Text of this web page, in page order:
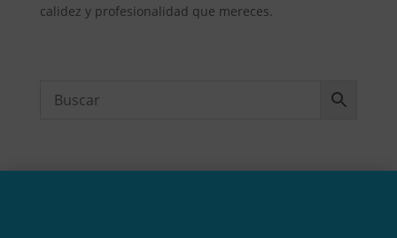
calidez y profesionalidad que mereces.